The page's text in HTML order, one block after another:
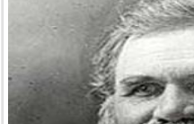
ở tuổi 90.
Ngày 2-12 năm 1999:Một
giáo đã được triệu tập lần
Ngày 2-12 năm 2001:
Giám đốc điều hành